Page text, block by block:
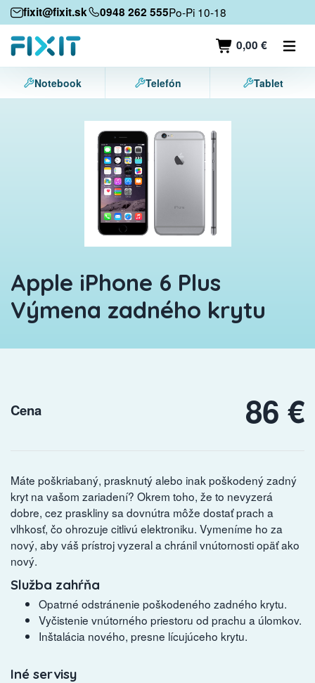
fixit@fixit.sk 0948 262 555Po-Pi 10-18
0,00 €
Mobilné zariadenia
Mobilné telefóny
Tablety
Herné konzoly
Notebook Telefón Tablet
Apple iPhone 6 Plus
Výmena zadného krytu
Cena 86 €
Máte poškriabaný, prasknutý alebo inak poškodený zadný
kryt na vašom zariadení? Okrem toho, že to nevyzerá
dobre, cez praskliny sa dovnútra môže dostať prach a
vlhkosť, čo ohrozuje citlivú elektroniku. Vymeníme ho za
nový, aby váš prístroj vyzeral a chránil vnútornosti opäť ako
nový.
Služba zahŕňa
Opatrné odstránenie poškodeného zadného krytu.
Vyčistenie vnútorného priestoru od prachu a úlomkov.
Inštalácia nového, presne lícujúceho krytu.
Iné servisy